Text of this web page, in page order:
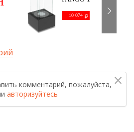
10 074
×
комментарий, пожалуйста,
авторизуйтесь